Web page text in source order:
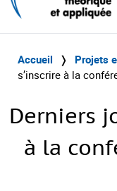
Accueil ❭ Projets
s’inscrire à la
Derniers
à la